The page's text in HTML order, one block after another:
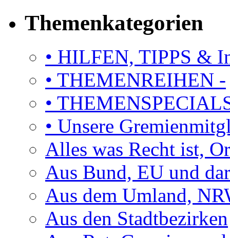
Themenkategorien
• HILFEN, TIPPS &
• THEMENREIHEN -
•
• Unsere
Alles was Recht ist,
Aus Bund, EU und
Aus dem Umland,
Aus den Stadtbezirken